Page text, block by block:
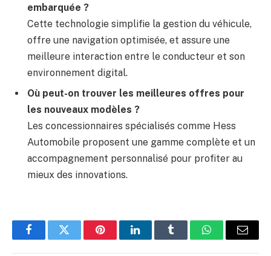
embarquée ?
Cette technologie simplifie la gestion du véhicule,
offre une navigation optimisée, et assure une
meilleure interaction entre le conducteur et son
environnement digital.
Où peut-on trouver les meilleures offres pour
les nouveaux modèles ?
Les concessionnaires spécialisés comme Hess
Automobile proposent une gamme complète et un
accompagnement personnalisé pour profiter au
mieux des innovations.
FacebookTwitter PinterestLinkedInTumblr WhatsApp
E-